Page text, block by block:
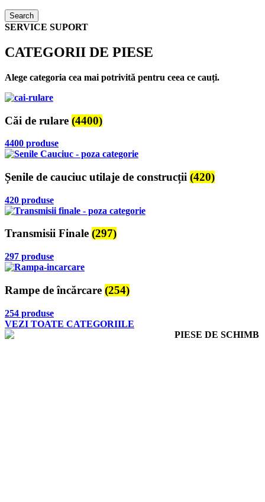
Search
SERVICE SUPORT
CATEGORII DE PIESE
Alege categoria cea mai potrivită pentru ceea ce cauți.
Căi de rulare (4400)
4400 produse
Șenile de cauciuc utilaje de construcții (420)
420 produse
Transmisii Finale (297)
297 produse
Rampe de încărcare (254)
254 produse
VEZI TOATE CATEGORIILE